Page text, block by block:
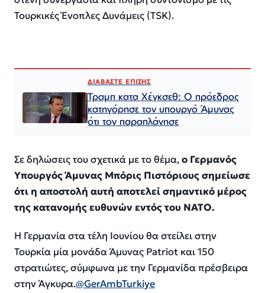
Τουρκικές Ένοπλες Δυνάμεις (TSK).
ΔΙΑΒΑΣΤΕ ΕΠΙΣΗΣ
Τραμπ κατα Χέγκσεθ: Ο πρόεδρος
κατηγόρησε τον υπουργό Άμυνας
ότι τον παραπλάνησε
Σε δηλώσεις του σχετικά με το θέμα,ο Γερμανός
Υπουργός Άμυνας Μπόρις Πιστόριους σημείωσε
ότι η αποστολή αυτή αποτελεί σημαντικό μέρος
της κατανομής ευθυνών εντός του ΝΑΤΟ.
Η Γερμανία στα τέλη Ιουνίου θα στείλει στην
Τουρκία μία μονάδα Άμυνας Patriot και 150
στρατιώτες, σύμφωνα με την Γερμανίδα πρέσβειρα
στην Άγκυρα.@GerAmbTurkiye